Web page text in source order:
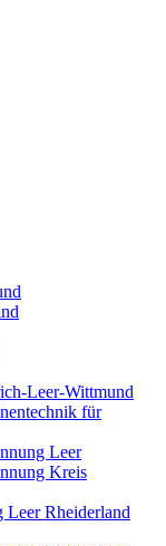
Leer-Wittmund
für
Leer
Kreis
Leer Rheiderland